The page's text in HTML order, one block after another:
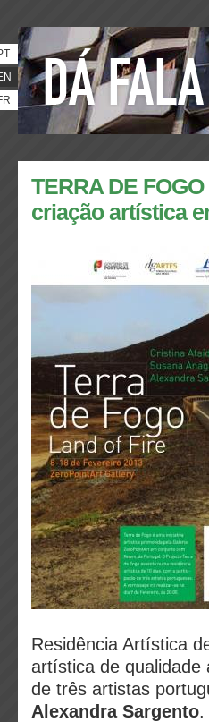
TERRA DE
criação artística
Residência Artística
artística de qualidade
de três artistas
Alexandra Sargento.